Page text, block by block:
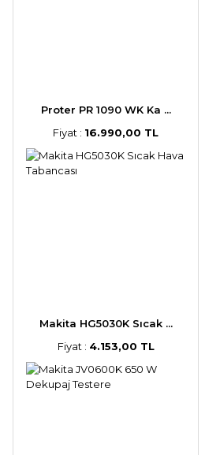
Proter PR 1090 WK Ka ...
Fiyat : 16.990,00 TL
Makita HG5030K Sıcak ...
Fiyat : 4.153,00 TL